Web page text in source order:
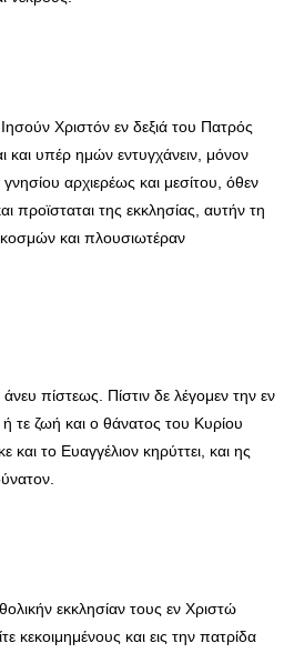
Χριστόν εν δεξιά του Πατρός
και υπέρ ημών εντυγχάνειν, μόνον
αρχιερέως και μεσίτου, όθεν
προϊσταται της εκκλησίας, αυτήν τη
κοσμών και πλουσιωτέραν
πίστεως. Πίστιν δε λέγομεν την εν
τε ζωή και ο θάνατος του Κυρίου
και το Ευαγγέλιον κηρύττει, και ης
εκκλησίαν τους εν Χριστώ
κεκοιμημένους και εις την πατρίδα